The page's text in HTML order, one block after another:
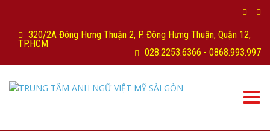
320/2A Đông Hưng Thuận 2, P. Đông Hưng Thuận, Quận 12,
TP.HCM
028.2253.6366 - 0868.993.997